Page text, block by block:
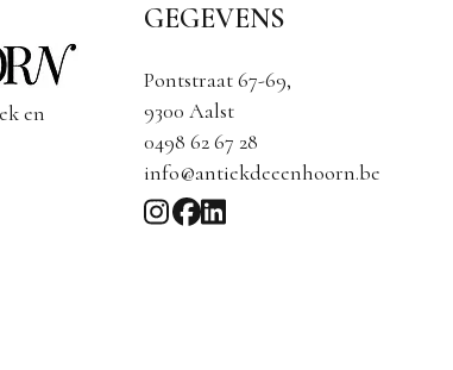
en
GEGEVENS
Pontstraat 67-69,
9300 Aalst
0498 62 67 28
info@antiekdeeenhoorn.be